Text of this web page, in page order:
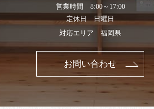
営業時間 8:00～17:00
定休日 日曜日
対応エリア 福岡県
お問い合わせ